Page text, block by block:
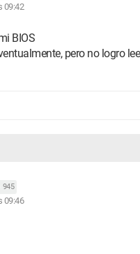
09:42
BIOS
pero no logro
945
09:46